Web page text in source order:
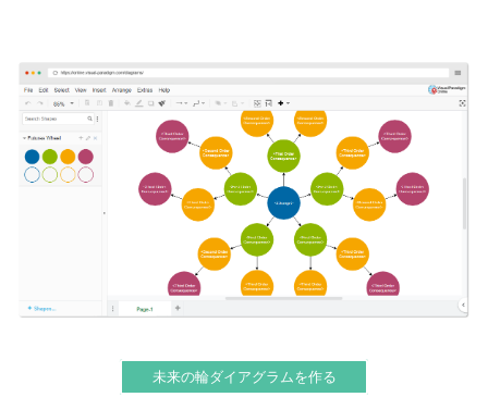
未来の輪ダイアグラムを作る